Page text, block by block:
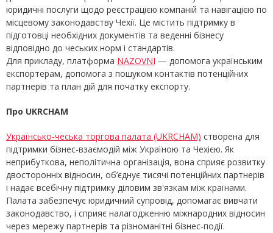
юридичні послуги щодо реєстрацією компаній та навігацією по
місцевому законодавству Чехії. Це містить підтримку в
підготовці необхідних документів та веденні бізнесу
відповідно до чеських норм і стандартів.
Для прикладу, платформа NAZOVNI — допомога українським
експортерам, допомога з пошуком контактів потенційних
партнерів та план дій для початку експорту.
Про UKRCHAM
Українсько-чеська торгова палата (UKRCHAM) створена для
підтримки бізнес-взаємодій між Україною та Чехією. Як
неприбуткова, неполітична організація, вона сприяє розвитку
двосторонніх відносин, об’єднує тисячі потенційних партнерів
і надає всебічну підтримку діловим зв'язкам між країнами.
Палата забезпечує юридичний супровід, допомагає вивчати
законодавство, і сприяє налагодженню міжнародних відносин
через мережу партнерів та різноманітні бізнес-події.